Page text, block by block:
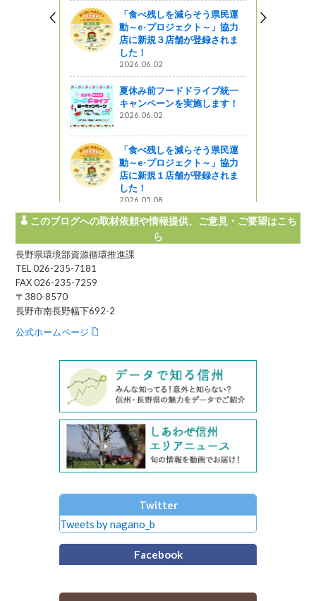
「食べ残しを減らそう県民運
動～e-プロジェクト～」協力
店に新規３店舗が登録されま
した！
2026.06.02
夏休み前フードドライブ統一
キャンペーンを実施します！
2026.06.02
「食べ残しを減らそう県民運
動～e-プロジェクト～」協力
店に新規１店舗が登録されま
した！
2026.05.08
このブログへの取材依頼や情報提供、ご意見・ご要望はこち
ら
長野県環境部資源循環推進課
TEL 026-235-7181
FAX 026-235-7259
〒380-8570
長野市南長野幅下692-2
公式ホームページ
Twitter
Tweets by nagano_b
Facebook